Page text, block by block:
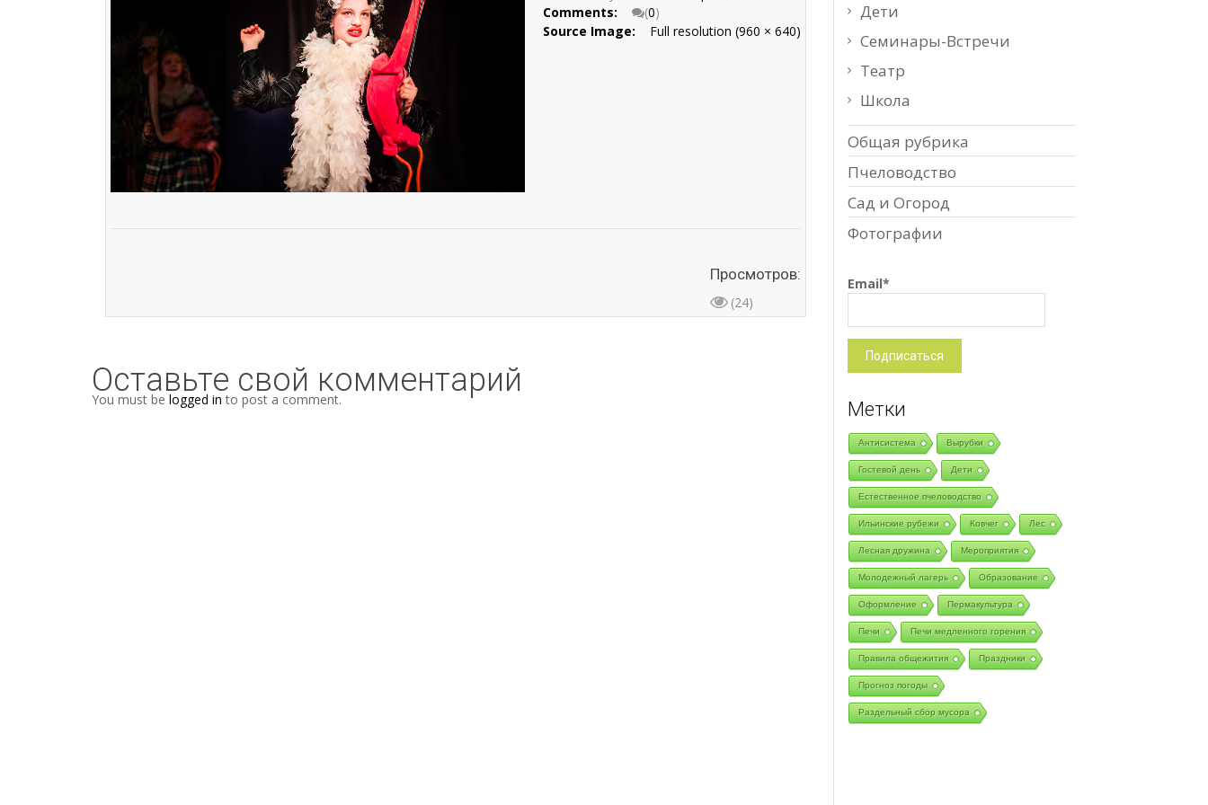
Comments:
(0)
Source Image:
Full resolution (960 × 640)
Просмотров:
(24)
Оставьте свой комментарий
You must be logged in to post a comment.
Дети
Семинары-Встречи
Театр
Школа
Общая рубрика
Пчеловодство
Сад и Огород
Фотографии
Email*
Метки
Антисистема Вырубки
Гостевой день Дети
Естественное пчеловодство
Ильинские рубежи Ковчег Лес
Лесная дружина Мероприятия
Молодежный лагерь Образование
Оформление Пермакультура
Печи Печи медленного горения
Правила общежития Праздники
Прогноз погоды
Раздельный сбор мусора